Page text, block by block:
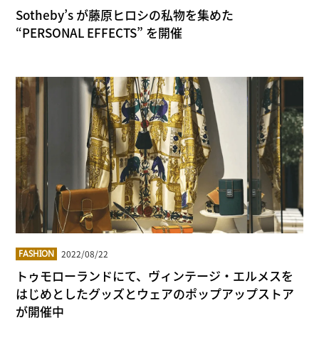
Sotheby’s が藤原ヒロシの私物を集めた
“PERSONAL EFFECTS” を開催
FASHION 2022/08/22
トゥモローランドにて、ヴィンテージ・エルメスを
はじめとしたグッズとウェアのポップアップストア
が開催中